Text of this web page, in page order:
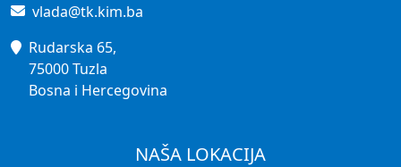
vlada@tk.kim.ba
Rudarska 65,
75000 Tuzla
Bosna i Hercegovina
NAŠA LOKACIJA